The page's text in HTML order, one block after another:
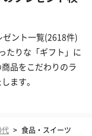
ント一覧(2618件)
たりな「ギフト」に
品をこだわりのラ
ます。
> 食品・スイーツ